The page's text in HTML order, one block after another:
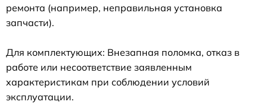
ремонта (например, неправильная установка
запчасти).
Для комплектующих: Внезапная поломка, отказ в
работе или несоответствие заявленным
характеристикам при соблюдении условий
эксплуатации.